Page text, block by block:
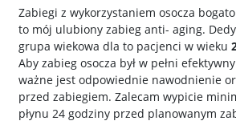
Zabiegi z wykorzystaniem osocza
to mój ulubiony zabieg anti- aging.
grupa wiekowa dla to pacjenci w wieku
Aby zabieg osocza był w pełni
ważne jest odpowiednie nawodnienie
przed zabiegiem. Zalecam wypicie
płynu 24 godziny przed planowanym